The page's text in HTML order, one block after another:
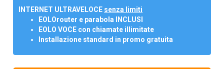
INTERNET ULTRAVELOCE senza limiti
EOLOrouter e parabola INCLUSI
EOLO VOCE con chiamate illimitate
Installazione standard in promo gratuita